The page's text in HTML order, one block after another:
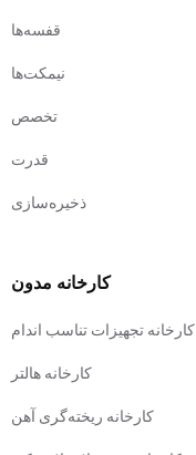
قفسه‌ها
نیمکت‌ها
تخصص
قدرت
ذخیره‌سازی
کارخانه مدون
کارخانه تجهیزات تناسب اندام
کارخانه هالتر
کارخانه ریخته‌گری آهن